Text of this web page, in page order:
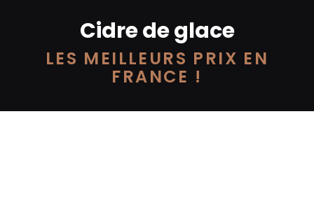
Cidre de glace
LES MEILLEURS PRIX EN
FRANCE !